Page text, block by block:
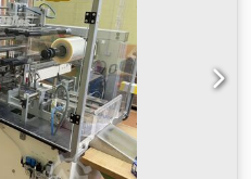
105 mm – maks. 230 mm
341 mm Kapak genişliği:
maks. 15.000 zarf/saat
798.538 adet Credpfx
tarihinden itibaren